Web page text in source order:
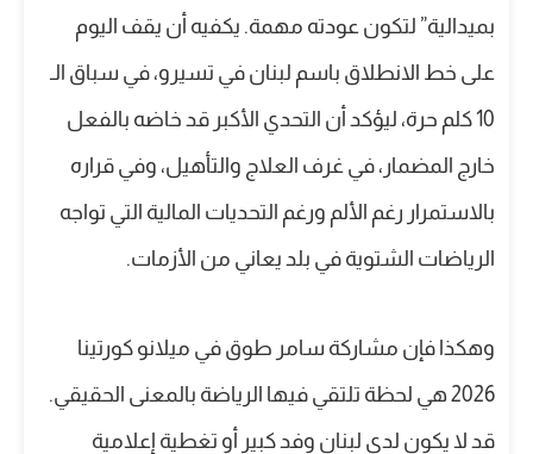
بميدالية” لتكون عودته مهمة. يكفيه أن يقف اليوم
على خط الانطلاق باسم لبنان في تسيرو، في سباق الـ
10 كلم حرة، ليؤكد أن التحدي الأكبر قد خاضه بالفعل
خارج المضمار، في غرف العلاج والتأهيل، وفي قراره
بالاستمرار رغم الألم ورغم التحديات المالية التي تواجه
الرياضات الشتوية في بلد يعاني من الأزمات.
وهكذا فإن مشاركة سامر طوق في ميلانو كورتينا
2026 هي لحظة تلتقي فيها الرياضة بالمعنى الحقيقي.
قد لا يكون لدى لبنان وفد كبير أو تغطية إعلامية